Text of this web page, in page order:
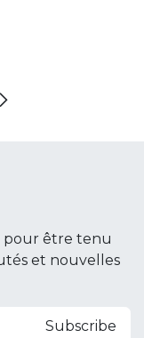
pour être tenu
et nouvelles
Subscribe